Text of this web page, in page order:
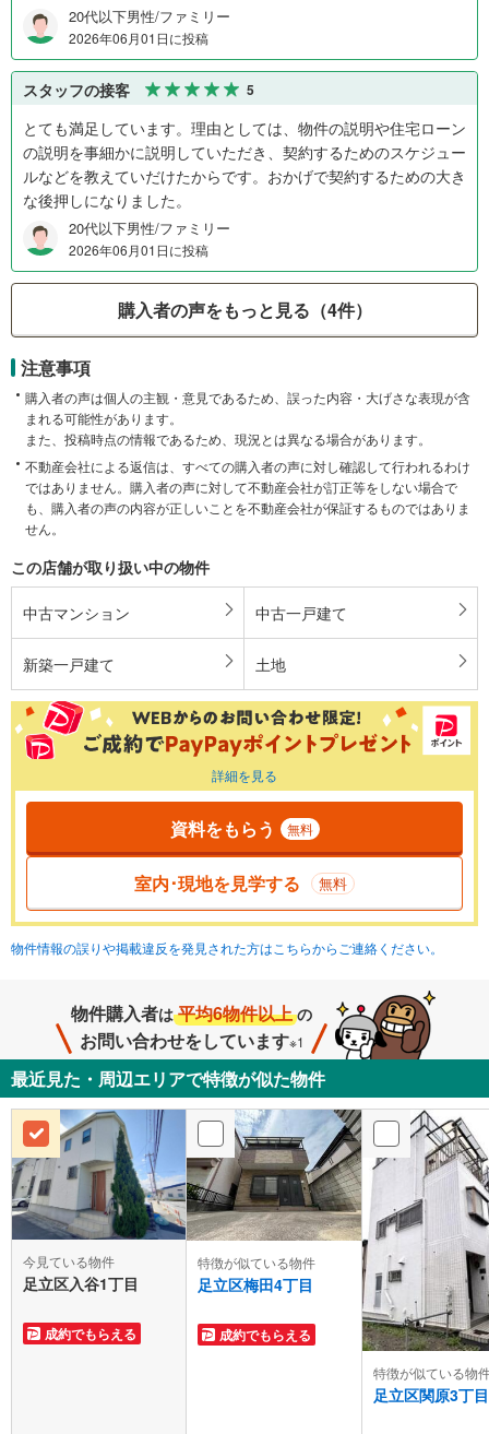
20代以下男性/ファミリー
2026年06月01日に投稿
スタッフの接客 5
とても満足しています。理由としては、物件の説明や住宅ローン
の説明を事細かに説明していただき、契約するためのスケジュー
ルなどを教えていだけたからです。おかげで契約するための大き
な後押しになりました。
20代以下男性/ファミリー
2026年06月01日に投稿
購入者の声をもっと見る（4件）
注意事項
購入者の声は個人の主観・意見であるため、誤った内容・大げさな表現が含
まれる可能性があります。
また、投稿時点の情報であるため、現況とは異なる場合があります。
不動産会社による返信は、すべての購入者の声に対し確認して行われるわけ
ではありません。購入者の声に対して不動産会社が訂正等をしない場合で
も、購入者の声の内容が正しいことを不動産会社が保証するものではありま
せん。
この店舗が取り扱い中の物件
中古マンション 中古一戸建て
新築一戸建て 土地
詳細を見る
資料をもらう 無料
室内･現地を見学する 無料
物件情報の誤りや掲載違反を発見された方はこちらからご連絡ください。
物件購入者は 平均6物件以上 の
お問い合わせをしています※1
最近見た・周辺エリアで特徴が似た物件
今見ている物件
足立区入谷1丁目
成約でもらえる
特徴が似ている物件
足立区梅田4丁目
成約でもらえる
特徴が似ている物
足立区関原3丁目